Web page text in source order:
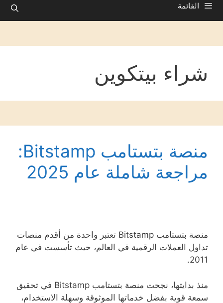
القائمة
شراء بيتكوين
منصة بتستامب Bitstamp:
مراجعة شاملة عام 2025
منصة بتستامب Bitstamp تعتبر واحدة من أقدم منصات
تداول العملات الرقمية في العالم، حيث تأسست في عام
2011.
منذ بدايتها، نجحت منصة بتستامب Bitstamp في تحقيق
سمعة قوية بفضل خدماتها الموثوقة وسهلة الاستخدام،